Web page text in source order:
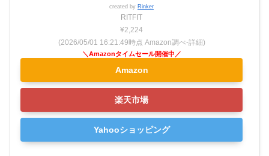
created by Rinker
RITFIT
¥2,224
(2026/05/01 16:21:49時点 Amazon調べ-詳細)
Amazon
楽天市場
Yahooショッピング